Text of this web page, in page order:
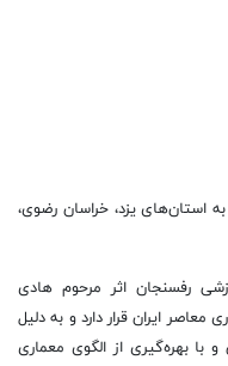
استان‌های یزد، خراسان رضوی،
رفسنجان اثر مرحوم هادی
ایران قرار دارد و به دلیل
با بهره‌گیری از الگوی معماری